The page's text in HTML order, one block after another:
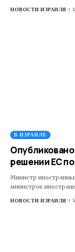
НОВОСТИ ИЗРАИЛЯ 1
В ИЗРАИЛЕ
решении ЕС
Министр
министров
НОВОСТИ ИЗРАИЛЯ 1